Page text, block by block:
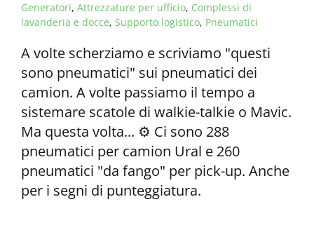
Generatori, Attrezzature per ufficio, Complessi di
lavanderia e docce, Supporto logistico, Pneumatici
A volte scherziamo e scriviamo "questi
sono pneumatici" sui pneumatici dei
camion. A volte passiamo il tempo a
sistemare scatole di walkie-talkie o Mavic.
Ma questa volta... ⚙️ Ci sono 288
pneumatici per camion Ural e 260
pneumatici "da fango" per pick-up. Anche
per i segni di punteggiatura.